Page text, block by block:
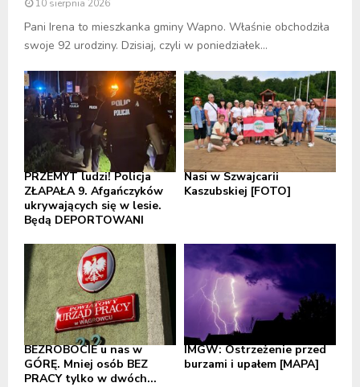
10 sierpnia 2026
Pani Irena to mieszkanka gminy Wapno. Właśnie obchodziła
swoje 92 urodziny. Dzisiaj, czyli w poniedziałek...
PRZEMYT ludzi! Policja
ZŁAPAŁA 9. Afgańczyków
ukrywających się w lesie.
Będą DEPORTOWANI
Nasi w Szwajcarii
Kaszubskiej [FOTO]
BEZROBOCIE u nas w
GÓRĘ. Mniej osób BEZ
PRACY tylko w dwóch...
IMGW: Ostrzeżenie przed
burzami i upałem [MAPA]